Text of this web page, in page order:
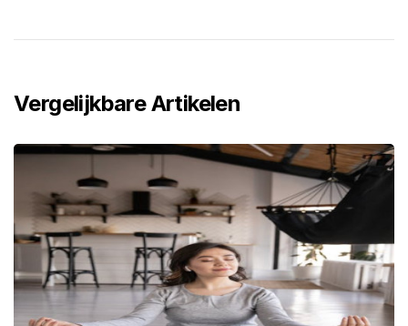
Vergelijkbare Artikelen